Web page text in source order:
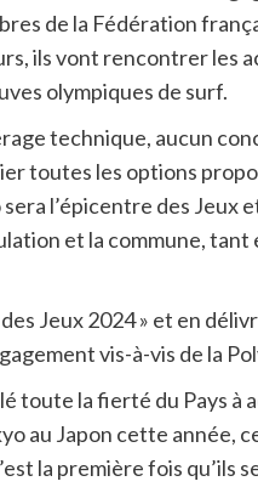
de la Fédération
ils vont rencontrer les
olympiques de surf.
technique, aucun
toutes les options
l’épicentre des Jeux
et la commune,
Jeux 2024 » et en
vis-à-vis de la
toute la fierté du Pays à
au Japon cette année,
la première fois qu’ils